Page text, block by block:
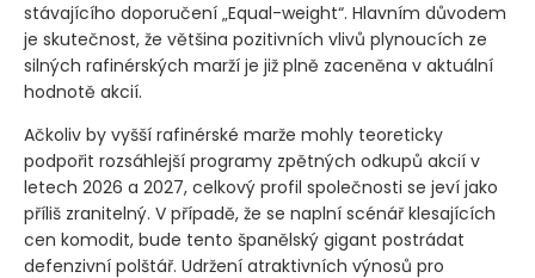
stávajícího doporučení „Equal-weight“. Hlavním důvodem
je skutečnost, že většina pozitivních vlivů plynoucích ze
silných rafinérských marží je již plně zaceněna v aktuální
hodnotě akcií.
Ačkoliv by vyšší rafinérské marže mohly teoreticky
podpořit rozsáhlejší programy zpětných odkupů akcií v
letech 2026 a 2027, celkový profil společnosti se jeví jako
příliš zranitelný. V případě, že se naplní scénář klesajících
cen komodit, bude tento španělský gigant postrádat
defenzivní polštář. Udržení atraktivních výnosů pro